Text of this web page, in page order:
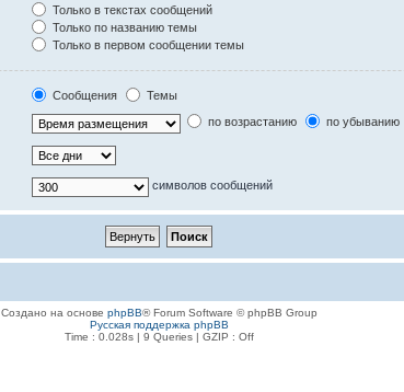
Только в текстах сообщений
Только по названию темы
Только в первом сообщении темы
Сообщения
Темы
по возрастанию по убыванию
символов сообщений
Создано на основе phpBB® Forum Software © phpBB Group
Русская поддержка phpBB
Time : 0.028s | 9 Queries | GZIP : Off